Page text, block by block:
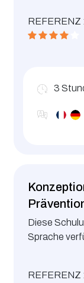
REFERENZ
3
Diese
Sprache
REFERENZ